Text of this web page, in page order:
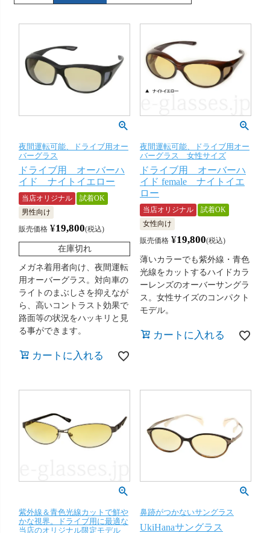
夜間運転可能、ドライブ用オー
バーグラス
ドライブ用 オーバーハ
イド ナイトイエロー
当店オリジナル
試着OK
男性向け
販売価格 ¥19,800 税込
在庫切れ
メガネ着用者向け、夜間運転
用オーバーグラス。対向車の
ライトのまぶしさを抑えなが
ら、高いコントラスト効果で
路面等の状況をハッキリと見
る事ができます。
カートに入れる
夜間運転可能、ドライブ用オー
バーグラス 女性サイズ
ドライブ用 オーバーハ
イド female ナイトイエ
ロー
当店オリジナル
試着OK
女性向け
販売価格 ¥19,800 税込
薄いカラーでも紫外線・青色
光線をカットするハイドカラ
ーレンズのオーバーサングラ
ス。女性サイズのコンパクト
モデル。
カートに入れる
紫外線＆青色光線カットで鮮や
かな視界。ドライブ用に最適な
当店のオリジナル限定モデル
鼻跡がつかないサングラス
UkiHanaサングラス